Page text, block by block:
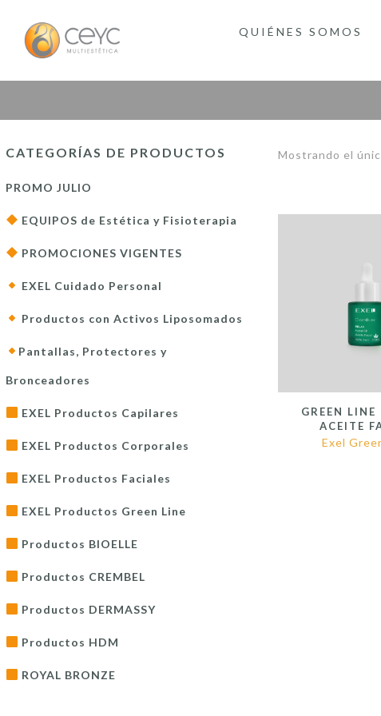
QUIÉNES SOMOS
Mostrando el
GREEN LINE
ACEITE
Exel
CATEGORÍAS DE PRODUCTOS
PROMO JULIO
EQUIPOS de Estética y Fisioterapia
PROMOCIONES VIGENTES
EXEL Cuidado Personal
Productos con Activos Liposomados
Pantallas, Protectores y
Bronceadores
EXEL Productos Capilares
EXEL Productos Corporales
EXEL Productos Faciales
EXEL Productos Green Line
Productos BIOELLE
Productos CREMBEL
Productos DERMASSY
Productos HDM
ROYAL BRONZE